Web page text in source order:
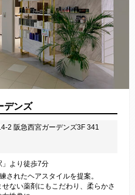
デンズ
2 阪急西宮ガーデンズ3F 341
」より徒歩7分
されたヘアスタイルを提案。
ない薬剤にもこだわり、柔らかさ